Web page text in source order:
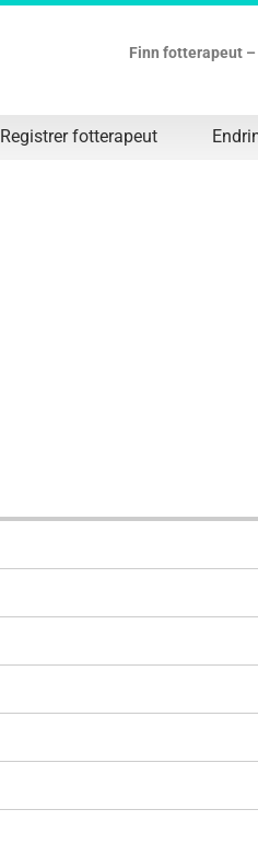
Finn fotterapeut
Registrer fotterapeut